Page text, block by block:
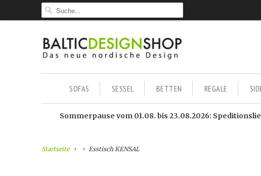
SOFAS SESSEL BETTEN REGALE
Sommerpause vom 01.08. bis 23.08.2026:
Startseite Esstisch KENSAL